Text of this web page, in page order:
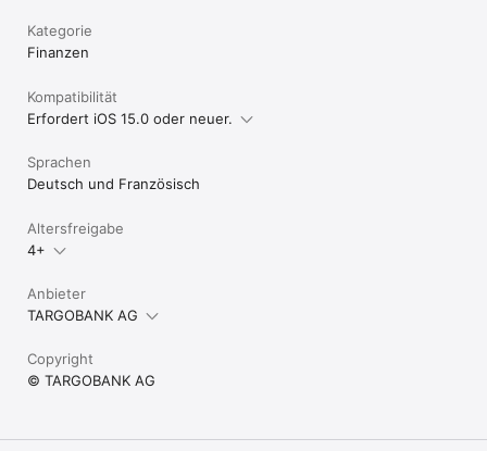
Kategorie
Finanzen
Kompatibilität
Erfordert iOS 15.0 oder neuer.
Sprachen
Deutsch und Französisch
Altersfreigabe
4+
Anbieter
TARGOBANK AG
Copyright
© TARGOBANK AG